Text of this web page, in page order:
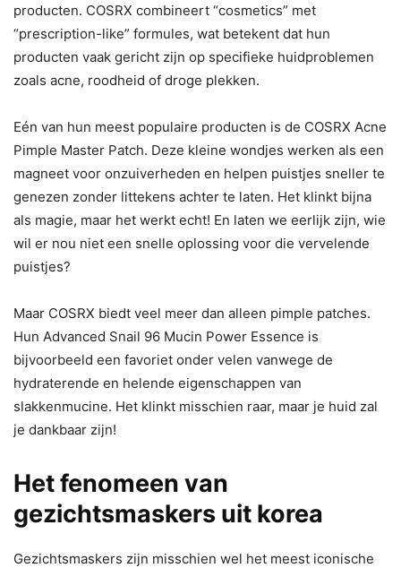
producten. COSRX combineert “cosmetics” met
“prescription-like” formules, wat betekent dat hun
producten vaak gericht zijn op specifieke huidproblemen
zoals acne, roodheid of droge plekken.
Eén van hun meest populaire producten is de COSRX Acne
Pimple Master Patch. Deze kleine wondjes werken als een
magneet voor onzuiverheden en helpen puistjes sneller te
genezen zonder littekens achter te laten. Het klinkt bijna
als magie, maar het werkt echt! En laten we eerlijk zijn, wie
wil er nou niet een snelle oplossing voor die vervelende
puistjes?
Maar COSRX biedt veel meer dan alleen pimple patches.
Hun Advanced Snail 96 Mucin Power Essence is
bijvoorbeeld een favoriet onder velen vanwege de
hydraterende en helende eigenschappen van
slakkenmucine. Het klinkt misschien raar, maar je huid zal
je dankbaar zijn!
Het fenomeen van
gezichtsmaskers uit korea
Gezichtsmaskers zijn misschien wel het meest iconische